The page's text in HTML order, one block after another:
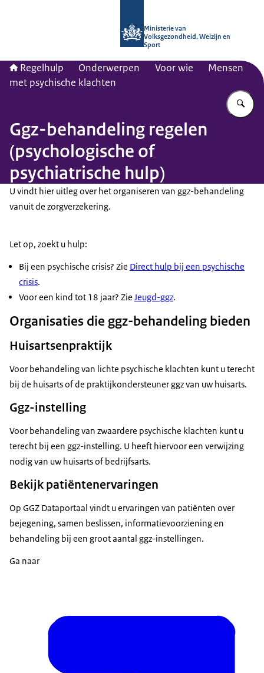
Ministerie van
Volksgezondheid, Welzijn en
Sport
Regelhulp Onderwerpen Voor wie
Mensen
met psychische klachten
Ggz-behandeling regelen
(psychologische of
psychiatrische hulp)
U vindt hier uitleg over het organiseren van ggz-behandeling
vanuit de zorgverzekering.
Let op, zoekt u hulp:
Bij een psychische crisis? Zie Direct hulp bij een psychische
crisis.
Voor een kind tot 18 jaar? Zie Jeugd-ggz.
Organisaties die ggz-behandeling bieden
Huisartsenpraktijk
Voor behandeling van lichte psychische klachten kunt u terecht
bij de huisarts of de praktijkondersteuner ggz van uw huisarts.
Ggz-instelling
Voor behandeling van zwaardere psychische klachten kunt u
terecht bij een ggz-instelling. U heeft hiervoor een verwijzing
nodig van uw huisarts of bedrijfsarts.
Bekijk patiëntenervaringen
Op GGZ Dataportaal vindt u ervaringen van patiënten over
bejegening, samen beslissen, informatievoorziening en
behandeling bij een groot aantal ggz-instellingen.
Ga naar